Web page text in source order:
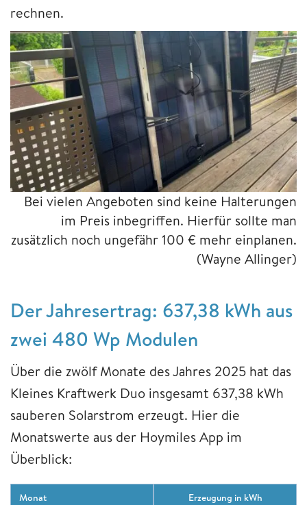
rechnen.
Bei vielen Angeboten sind keine Halterungen
im Preis inbegriffen. Hierfür sollte man
zusätzlich noch ungefähr 100 € mehr einplanen.
(Wayne Allinger)
Der Jahresertrag: 637,38 kWh aus
zwei 480 Wp Modulen
Über die zwölf Monate des Jahres 2025 hat das
Kleines Kraftwerk Duo insgesamt 637,38 kWh
sauberen Solarstrom erzeugt. Hier die
Monatswerte aus der Hoymiles App im
Überblick:
Monat
Erzeugung in kWh